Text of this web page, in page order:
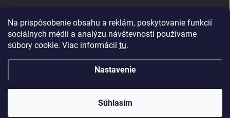
Na prispôsobenie obsahu a reklám, poskytovanie funkcií
sociálnych médií a analýzu návštevnosti používame
súbory cookie. Viac informácií tu.
Nastavenie
Súhlasím